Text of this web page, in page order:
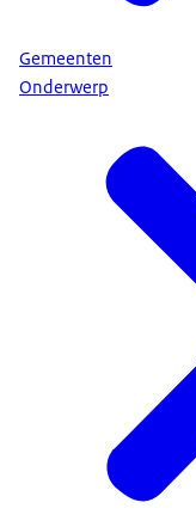
Gemeenten
Onderwerp